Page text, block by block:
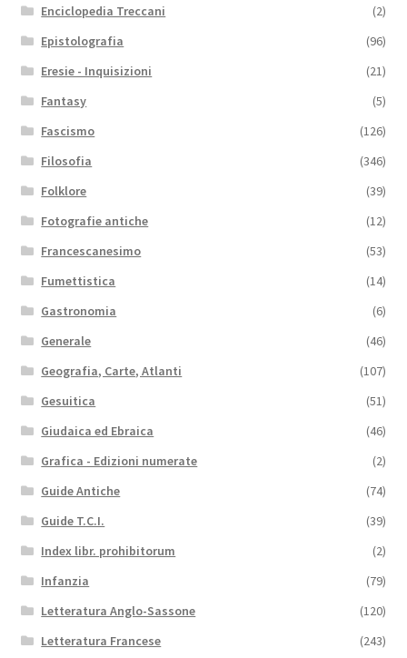
Enciclopedia Treccani
(2)
Epistolografia
(96)
Eresie - Inquisizioni
(21)
Fantasy
(5)
Fascismo
(126)
Filosofia
(346)
Folklore
(39)
Fotografie antiche
(12)
Francescanesimo
(53)
Fumettistica
(14)
Gastronomia
(6)
Generale
(46)
Geografia, Carte, Atlanti
(107)
Gesuitica
(51)
Giudaica ed Ebraica
(46)
Grafica - Edizioni numerate
(2)
Guide Antiche
(74)
Guide T.C.I.
(39)
Index libr. prohibitorum
(2)
Infanzia
(79)
Letteratura Anglo-Sassone
(120)
Letteratura Francese
(243)